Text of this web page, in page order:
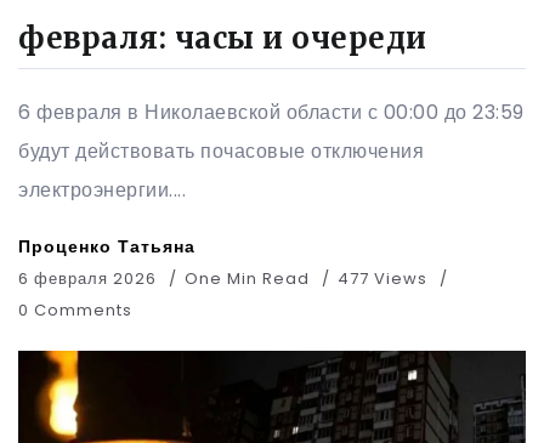
февраля: часы и очереди
6 февраля в Николаевской области с 00:00 до 23:59
будут действовать почасовые отключения
электроэнергии....
Проценко Татьяна
6 февраля 2026 One Min Read
477 Views
0 Comments